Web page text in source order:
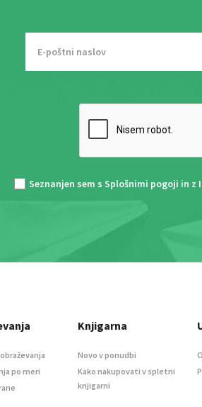
Seznanjen sem s Splošnimi pogoji in z
po meri
Knjigarna
Novo v ponudbi
Kako nakupovati v spletni
knjigarni